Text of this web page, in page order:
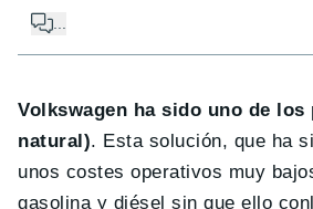
Volkswagen ha sido uno de
natural). Esta solución, que ha
unos costes operativos muy
gasolina y diésel sin que ello